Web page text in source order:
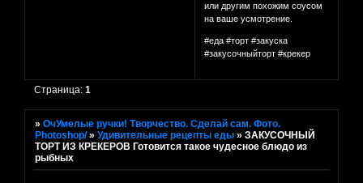
или другим похожим соусом
на ваше усмотрение.
#еда #торт #закуска
#закусочныйторт #крекер
Страница:1
»ОчУмелые ручки! Творчество. Сделай сам. Фото.
Photoshop/ »Удивительные рецепты еды »ЗАКУСОЧНЫЙ
ТОРТ ИЗ КРЕКЕРОВ Готовится такое чудесное блюдо из
рыбных